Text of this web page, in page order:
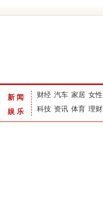
新闻
娱乐
财经 汽车 家居 女性
科技 资讯 体育 理财